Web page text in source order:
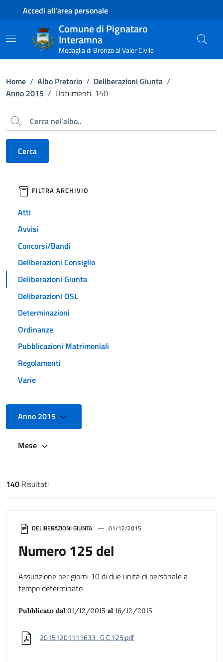
Contenuto principale
Piede di paginaAccedi all'area personale
Comune di Pignataro
Interamna
Medaglia di Bronzo al Valor Civile
Home / Albo Pretorio / Deliberazioni Giunta /
Anno 2015 / Documenti: 140
Cerca
Cerca
filtri da applicare
FILTRA ARCHIVIO
Atti
Avvisi
Concorsi/Bandi
Deliberazioni Consiglio
Deliberazioni Giunta
Deliberazioni OSL
Determinazioni
Ordinanze
Pubblicazioni Matrimoniali
Regolamenti
Varie
Anno 2015
Mese
Risultati di ricerca
140 Risultati
DELIBERAZIONI GIUNTA 01/12/2015
Numero 125 del
Assunzione per giorni 10 di due unità di personale a
tempo determinato
Pubblicato dal 01/12/2015 al 16/12/2015
20151201111633_G C 125.pdf